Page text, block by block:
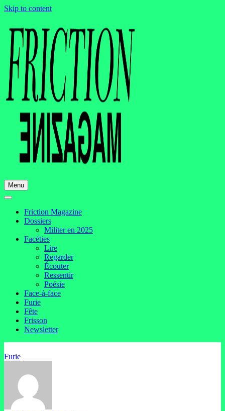
Skip to content
Menu
Friction Magazine
Dossiers
Militer en 2025
Facéties
Lire
Regarder
Écouter
Ressentir
Poésie
Face-à-face
Furie
Fête
Frisson
Newsletter
Furie